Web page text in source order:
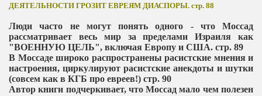
ДЕЯТЕЛЬНОСТИ ГРОЗИТ ЕВРЕЯМ ДИАСПОРЫ. стр. 88
Люди часто не могут понять одного - что Моссад
рассматривает весь мир за пределами Израиля как
"ВОЕННУЮ ЦЕЛЬ", включая Европу и США. стр. 89
В Моссаде широко распространены расистские мнения и
настроения, циркулируют расистские анекдоты и шутки
(совсем как в КГБ про евреев!) стр. 90
Автор книги подчеркивает, что Моссад мало чем полезен